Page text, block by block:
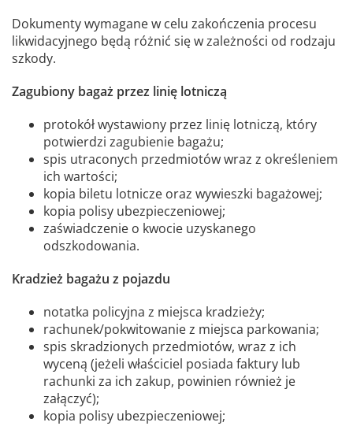
Dokumenty wymagane w celu zakończenia procesu
likwidacyjnego będą różnić się w zależności od rodzaju
szkody.
Zagubiony bagaż przez linię lotniczą
protokół wystawiony przez linię lotniczą, który
potwierdzi zagubienie bagażu;
spis utraconych przedmiotów wraz z określeniem
ich wartości;
kopia biletu lotnicze oraz wywieszki bagażowej;
kopia polisy ubezpieczeniowej;
zaświadczenie o kwocie uzyskanego
odszkodowania.
Kradzież bagażu z pojazdu
notatka policyjna z miejsca kradzieży;
rachunek/pokwitowanie z miejsca parkowania;
spis skradzionych przedmiotów, wraz z ich
wyceną (jeżeli właściciel posiada faktury lub
rachunki za ich zakup, powinien również je
załączyć);
kopia polisy ubezpieczeniowej;